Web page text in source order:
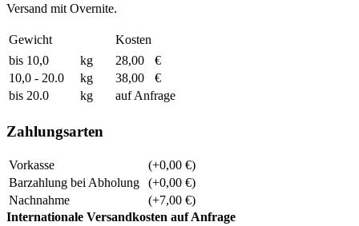
Versand mit Overnite.
Gewicht
Kosten
bis 10,0
kg 28,00
€
10,0 - 20.0
kg 38,00
€
bis 20.0
kg auf Anfrage
Zahlungsarten
Vorkasse
(+0,00 €)
Barzahlung bei Abholung
(+0,00 €)
Nachnahme
(+7,00 €)
Internationale Versandkosten auf Anfrage